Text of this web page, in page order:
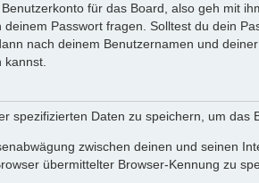
für das Board, also geh mit
Passwort fragen. Solltest du dein
nach deinem Benutzernamen und
kannst.
Daten zu speichern, um das
zwischen deinen und seinen
übermittelter Browser-Kennung zu